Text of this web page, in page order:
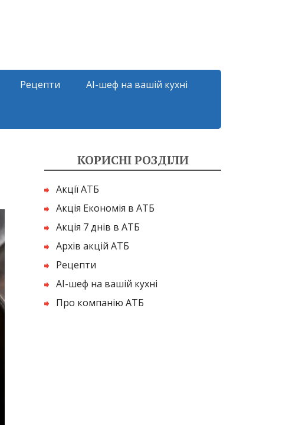
Рецепти AI-шеф на вашій кухні
КОРИСНІ РОЗДІЛИ
Акції АТБ
Акція Економія в АТБ
Акція 7 днів в АТБ
Архів акцій АТБ
Рецепти
AI-шеф на вашій кухні
Про компанію АТБ